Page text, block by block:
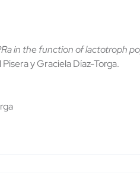
in the function of lactotroph
y Graciela Díaz-Torga.